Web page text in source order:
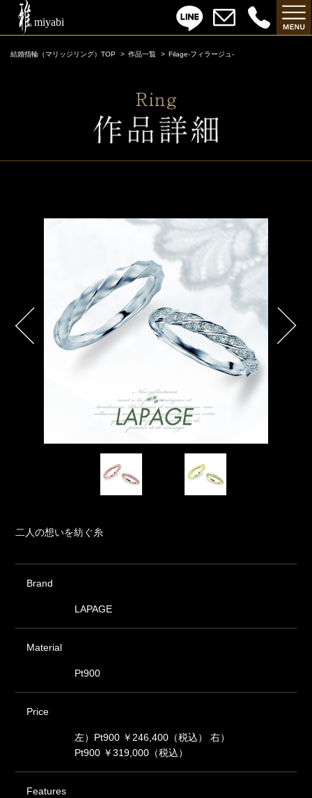
結婚指輪（マリッジリング）TOP 作品一覧 Filage-フィラージュ-
Filage-フィラージュ-
二人の想いを紡ぐ糸
Brand
LAPAGE
Material
Pt900
Price
左）Pt900 ￥246,400（税込） 右）
Pt900 ￥319,000（税込）
Features